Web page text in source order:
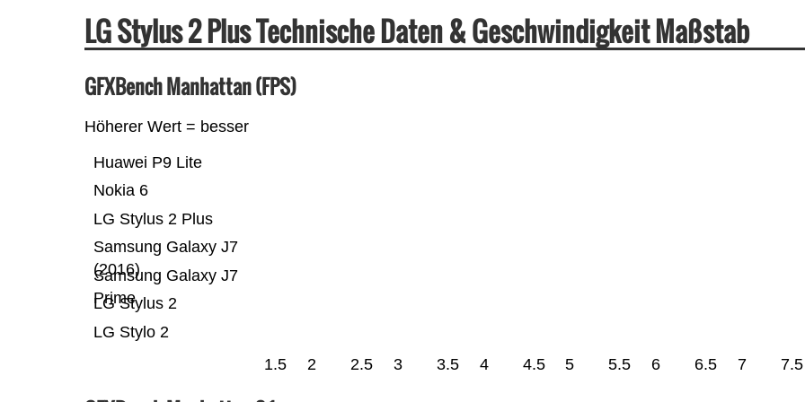
LG Stylus 2 Plus Technische Daten & Geschwindigkeit Maßstab
GFXBench Manhattan (FPS)
Höherer Wert = besser
LG Stylo 2
LG Stylus 2
Samsung Galaxy J7
Prime
Samsung Galaxy J7
(2016)
LG Stylus 2 Plus
Nokia 6
Huawei P9 Lite
1.5 2 2.5 3 3.5 4 4.5 5 5.5 6 6.5 7 7.5